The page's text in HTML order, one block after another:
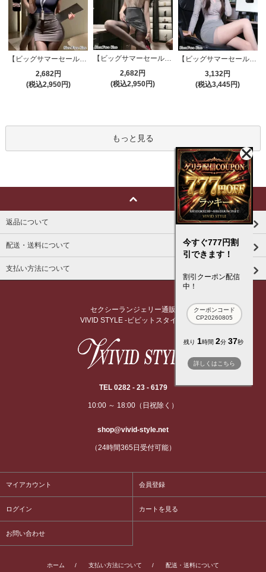
【ビッグサマーセール対象品】セクシーコスプレ(SEXYCOSPLAY) 4421
2,682円
(税込2,950円)
【ビッグサマーセール対象品】セクシーコスプレ(SEXYCOSPLAY) 4191
2,682円
(税込2,950円)
【ビッグサマーセール対象品】セクシーコスプレ(SEXYCOSPLAY) 4173
3,132円
(税込3,445円)
もっと見る
返品について
配送・送料について
支払い方法について
セクシーランジェリー通販
VIVID STYLE -ビビットスタイル-
TEL 0282 - 23 - 6179
10:00 ～ 18:00（日祝除く）
shop@vivid-style.net
（24時間365日受付可能）
マイアカウント 会員登録
ログイン カートを見る
お問い合わせ
ホーム / 支払い方法について / 配送・送料について
今すぐ777円割
引できます！
割引クーポン配信
中！
クーポンコード
CP20260805
残り 1時間 2分 36秒
詳しくはこちら